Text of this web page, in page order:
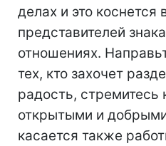
делах и это коснется
представителей
отношениях.
тех, кто захочет
радость,
открытыми и
касается также